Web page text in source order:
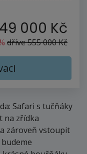
000 Kč
dříve555 000 Kč
Safari s tučňáky
na zřídka
zároveň vstoupit